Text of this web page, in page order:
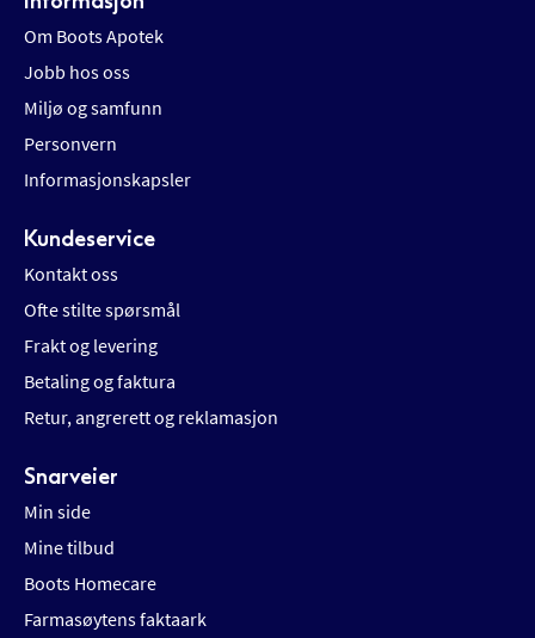
Om Boots Apotek
Jobb hos oss
Miljø og samfunn
Personvern
Informasjonskapsler
Kundeservice
Kontakt oss
Ofte stilte spørsmål
Frakt og levering
Betaling og faktura
Retur, angrerett og reklamasjon
Snarveier
Min side
Mine tilbud
Boots Homecare
Farmasøytens faktaark